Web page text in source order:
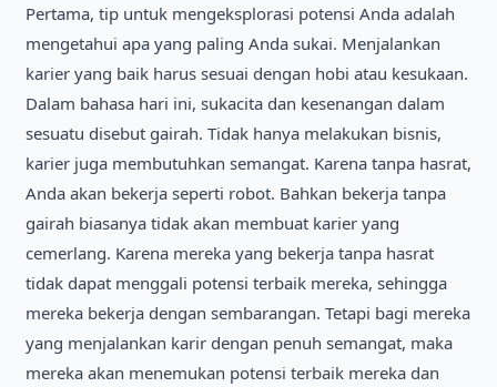
Pertama, tip untuk mengeksplorasi potensi Anda adalah
mengetahui apa yang paling Anda sukai. Menjalankan
karier yang baik harus sesuai dengan hobi atau kesukaan.
Dalam bahasa hari ini, sukacita dan kesenangan dalam
sesuatu disebut gairah. Tidak hanya melakukan bisnis,
karier juga membutuhkan semangat. Karena tanpa hasrat,
Anda akan bekerja seperti robot. Bahkan bekerja tanpa
gairah biasanya tidak akan membuat karier yang
cemerlang. Karena mereka yang bekerja tanpa hasrat
tidak dapat menggali potensi terbaik mereka, sehingga
mereka bekerja dengan sembarangan. Tetapi bagi mereka
yang menjalankan karir dengan penuh semangat, maka
mereka akan menemukan potensi terbaik mereka dan